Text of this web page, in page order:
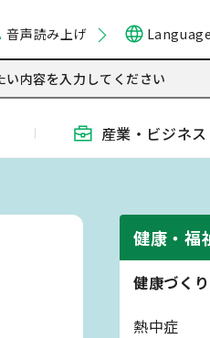
音声読み上げ Language
産業・ ビジネス
健康・福
健康づくり
熱中症